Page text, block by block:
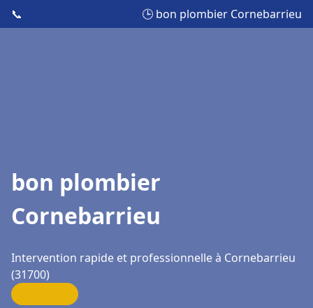
📞 🕒 bon plombier Cornebarrieu
bon plombier
Cornebarrieu
Intervention rapide et professionnelle à Cornebarrieu
(31700)